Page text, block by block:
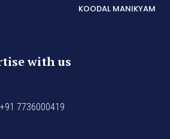
KOODAL MANIKYAM
with us
7736000419